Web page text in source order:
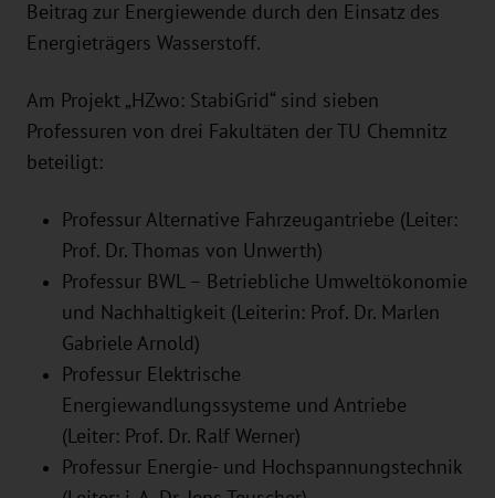
Beitrag zur Energiewende durch den Einsatz des
Energieträgers Wasserstoff.
Am Projekt „HZwo: StabiGrid“ sind sieben
Professuren von drei Fakultäten der TU Chemnitz
beteiligt:
Professur Alternative Fahrzeugantriebe (Leiter:
Prof. Dr. Thomas von Unwerth)
Professur BWL – Betriebliche Umweltökonomie
und Nachhaltigkeit (Leiterin: Prof. Dr. Marlen
Gabriele Arnold)
Professur Elektrische
Energiewandlungssysteme und Antriebe
(Leiter: Prof. Dr. Ralf Werner)
Professur Energie- und Hochspannungstechnik